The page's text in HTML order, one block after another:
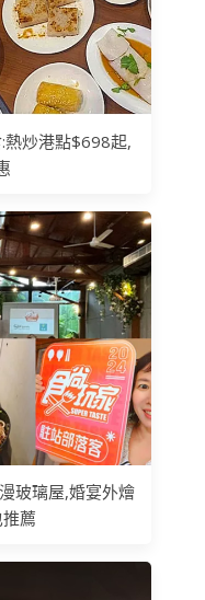
熱炒港點$698起,
玻璃屋,婚宴外燴
薦